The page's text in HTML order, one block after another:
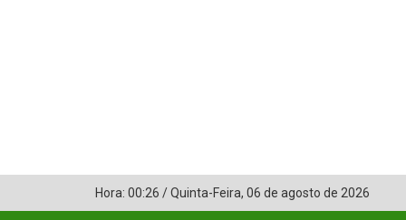
Hora: 00:26 /Quinta-Feira, 06 de agosto de 2026